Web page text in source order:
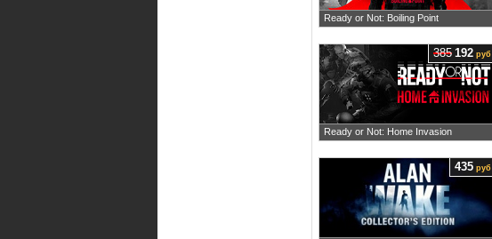
Ready or Not: Boiling Point
Ready or Not: Home Invasion
385 192 руб
435 руб